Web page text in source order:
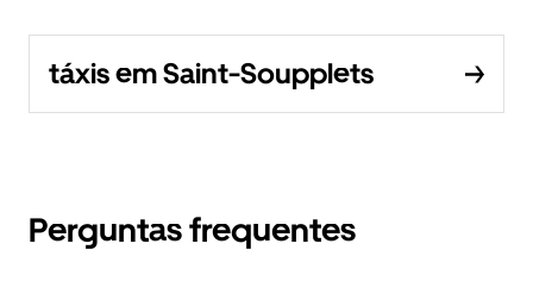
táxis em Saint-Soupplets
Perguntas frequentes